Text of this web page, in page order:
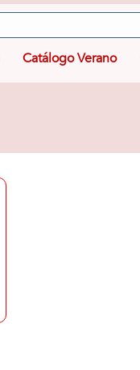
Catálogo Verano